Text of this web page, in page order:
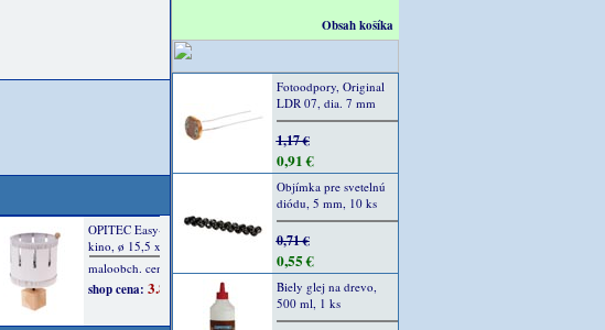
Obsah košíka
Fotoodpory, Original
LDR 07, dia. 7 mm
1,17 €
0,91 €
Objímka pre svetelnú
diódu, 5 mm, 10 ks
0,71 €
0,55 €
Biely glej na drevo,
500 ml, 1 ks